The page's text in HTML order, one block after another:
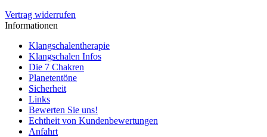
Vertrag widerrufen
Informationen
Klangschalentherapie
Klangschalen Infos
Die 7 Chakren
Planetentöne
Sicherheit
Links
Bewerten Sie uns!
Echtheit von Kundenbewertungen
Anfahrt